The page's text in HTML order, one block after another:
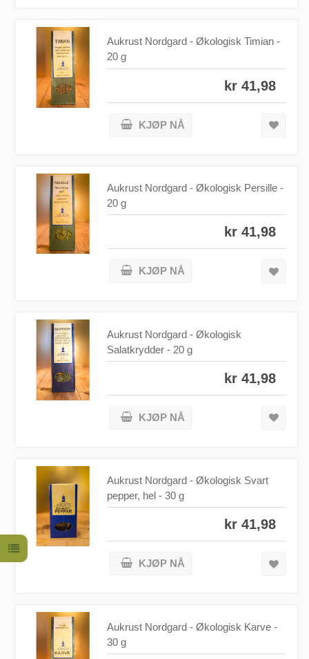
Aukrust Nordgard - Økologisk Timian -
20 g
kr 41,98
KJØP NÅ
Aukrust Nordgard - Økologisk Persille -
20 g
kr 41,98
KJØP NÅ
Aukrust Nordgard - Økologisk
Salatkrydder - 20 g
kr 41,98
KJØP NÅ
Aukrust Nordgard - Økologisk Svart
pepper, hel - 30 g
kr 41,98
KJØP NÅ
Aukrust Nordgard - Økologisk Karve -
30 g